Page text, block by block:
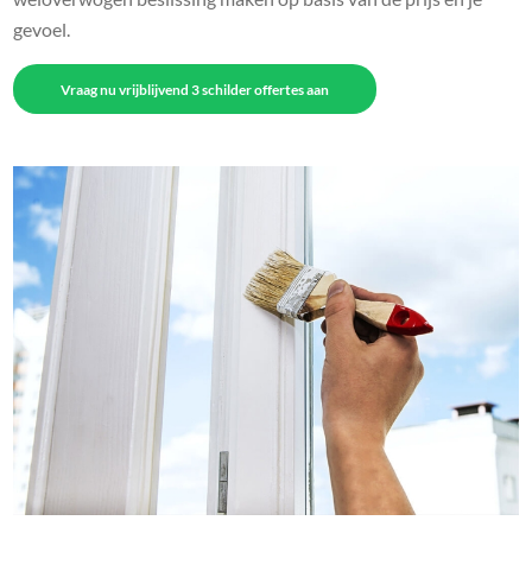
gevoel.
Vraag nu vrijblijvend 3 schilder offertes aan